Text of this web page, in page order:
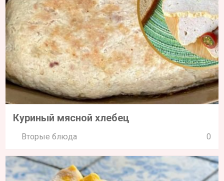
Куриный мясной хлебец
Вторые блюда 0